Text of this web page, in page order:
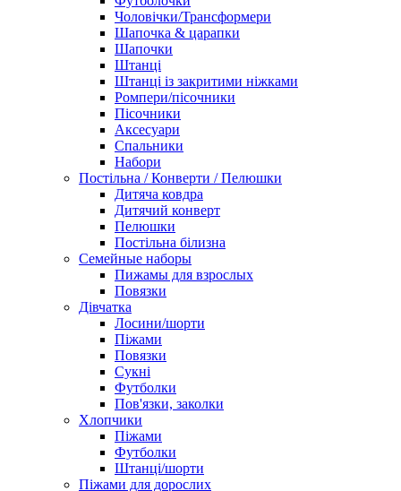
Чоловічки/Трансформери
Шапочка & царапки
Шапочки
Штанці
Штанці із закритими ніжками
Ромпери/пісочники
Пісочники
Аксесуари
Спальники
Набори
Постільна / Конверти / Пелюшки
Дитяча ковдра
Дитячий конверт
Пелюшки
Постільна білизна
Семейные наборы
Пижамы для взрослых
Повязки
Дівчатка
Лосини/шорти
Піжами
Повязки
Сукні
Футболки
Пов'язки, заколки
Хлопчики
Піжами
Футболки
Штанці/шорти
Піжами для дорослих